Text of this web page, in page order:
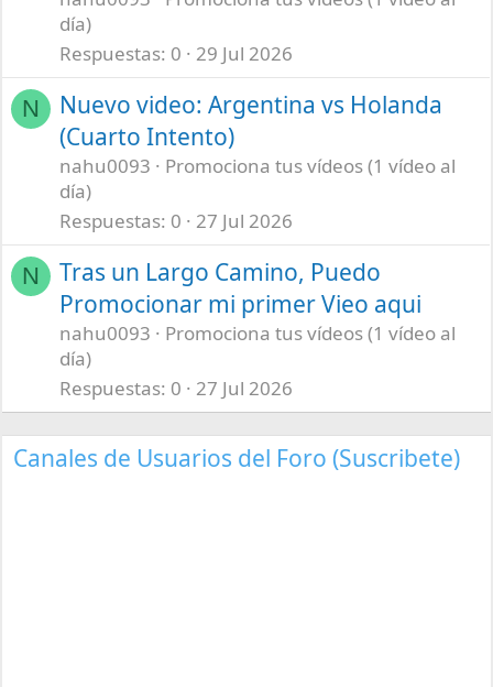
día)
Respuestas 0 29 Jul 2026
N
Nuevo video: Argentina vs Holanda
(Cuarto Intento)
nahu0093
Promociona tus vídeos (1 vídeo al
día)
Respuestas 0 27 Jul 2026
N
Tras un Largo Camino, Puedo
Promocionar mi primer Vieo aqui
nahu0093
Promociona tus vídeos (1 vídeo al
día)
Respuestas 0 27 Jul 2026
Canales de Usuarios del Foro (Suscribete)